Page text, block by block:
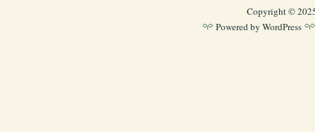
Copyright ©
Powered by WordPress